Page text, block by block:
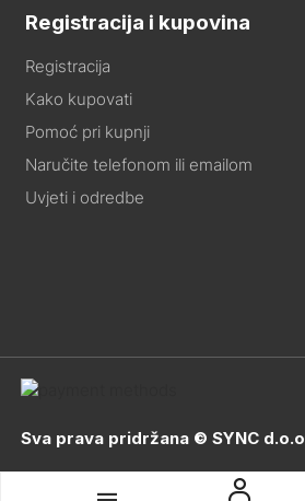
Registracija i kupovina
Registracija
Kako kupovati
Pomoć pri kupnji
Naručite telefonom ili emailom
Uvjeti i odredbe
Sva prava pridržana © SYNC d.o.o